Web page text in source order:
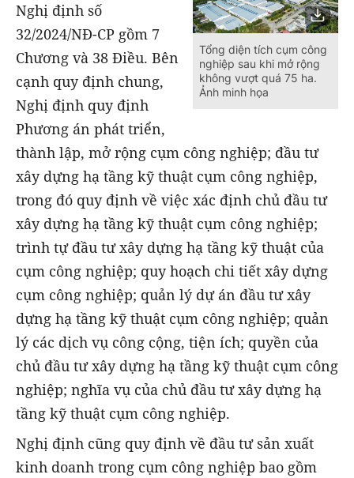
Tổng diện tích cụm công
nghiệp sau khi mở rộng
không vượt quá 75 ha.
Ảnh minh họa
Nghị định số
32/2024/NĐ-CP gồm 7
Chương và 38 Điều. Bên
cạnh quy định chung,
Nghị định quy định
Phương án phát triển,
thành lập, mở rộng cụm công nghiệp; đầu tư
xây dựng hạ tầng kỹ thuật cụm công nghiệp,
trong đó quy định về việc xác định chủ đầu tư
xây dựng hạ tầng kỹ thuật cụm công nghiệp;
trình tự đầu tư xây dựng hạ tầng kỹ thuật của
cụm công nghiệp; quy hoạch chi tiết xây dựng
cụm công nghiệp; quản lý dự án đầu tư xây
dựng hạ tầng kỹ thuật cụm công nghiệp; quản
lý các dịch vụ công cộng, tiện ích; quyền của
chủ đầu tư xây dựng hạ tầng kỹ thuật cụm công
nghiệp; nghĩa vụ của chủ đầu tư xây dựng hạ
tầng kỹ thuật cụm công nghiệp.
Nghị định cũng quy định về đầu tư sản xuất
kinh doanh trong cụm công nghiệp bao gồm